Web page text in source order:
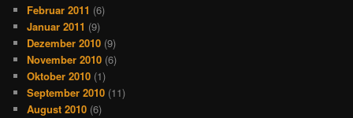
Februar 2011 (6)
Januar 2011 (9)
Dezember 2010 (9)
November 2010 (6)
Oktober 2010 (1)
September 2010 (11)
August 2010 (6)